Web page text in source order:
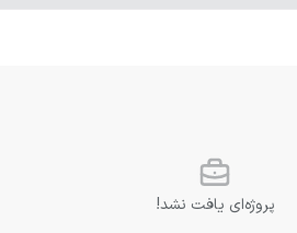
پروژه‌ای یافت نشد!